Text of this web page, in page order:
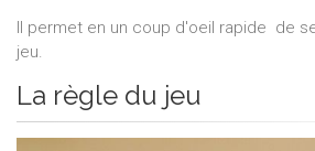
Il permet en un coup d'oeil rapide de
jeu.
La règle du jeu